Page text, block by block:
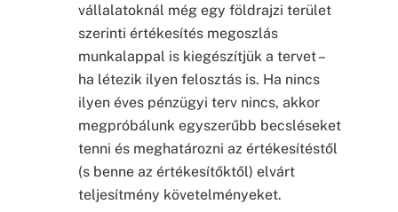
vállalatoknál még egy földrajzi terület
szerinti értékesítés megoszlás
munkalappal is kiegészítjük a tervet –
ha létezik ilyen felosztás is. Ha nincs
ilyen éves pénzügyi terv nincs, akkor
megpróbálunk egyszerűbb becsléseket
tenni és meghatározni az értékesítéstől
(s benne az értékesítőktől) elvárt
teljesítmény követelményeket.